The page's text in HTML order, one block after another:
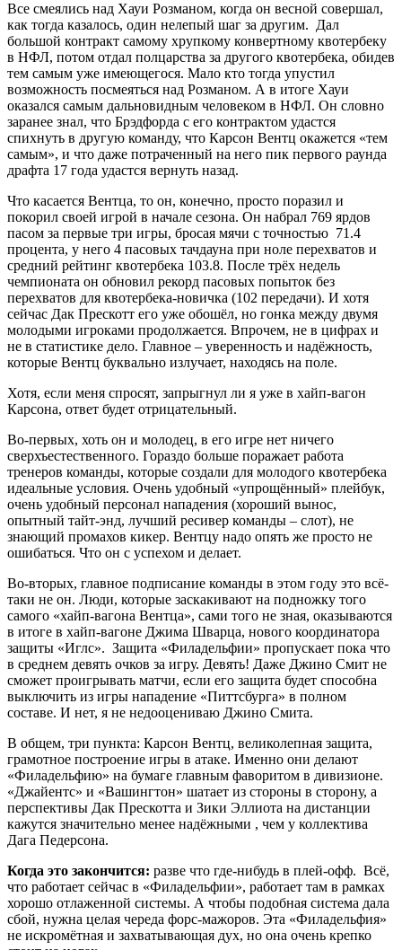
Все смеялись над Хауи Розманом, когда он весной совершал,
как тогда казалось, один нелепый шаг за другим. Дал
большой контракт самому хрупкому конвертному квотербеку
в НФЛ, потом отдал полцарства за другого квотербека, обидев
тем самым уже имеющегося. Мало кто тогда упустил
возможность посмеяться над Розманом. А в итоге Хауи
оказался самым дальновидным человеком в НФЛ. Он словно
заранее знал, что Брэдфорда с его контрактом удастся
спихнуть в другую команду, что Карсон Вентц окажется «тем
самым», и что даже потраченный на него пик первого раунда
драфта 17 года удастся вернуть назад.
Что касается Вентца, то он, конечно, просто поразил и
покорил своей игрой в начале сезона. Он набрал 769 ярдов
пасом за первые три игры, бросая мячи с точностью 71.4
процента, у него 4 пасовых тачдауна при ноле перехватов и
средний рейтинг квотербека 103.8. После трёх недель
чемпионата он обновил рекорд пасовых попыток без
перехватов для квотербека-новичка (102 передачи). И хотя
сейчас Дак Прескотт его уже обошёл, но гонка между двумя
молодыми игроками продолжается. Впрочем, не в цифрах и
не в статистике дело. Главное – уверенность и надёжность,
которые Вентц буквально излучает, находясь на поле.
Хотя, если меня спросят, запрыгнул ли я уже в хайп-вагон
Карсона, ответ будет отрицательный.
Во-первых, хоть он и молодец, в его игре нет ничего
сверхъестественного. Гораздо больше поражает работа
тренеров команды, которые создали для молодого квотербека
идеальные условия. Очень удобный «упрощённый» плейбук,
очень удобный персонал нападения (хороший вынос,
опытный тайт-энд, лучший ресивер команды – слот), не
знающий промахов кикер. Вентцу надо опять же просто не
ошибаться. Что он с успехом и делает.
Во-вторых, главное подписание команды в этом году это всё-
таки не он. Люди, которые заскакивают на подножку того
самого «хайп-вагона Вентца», сами того не зная, оказываются
в итоге в хайп-вагоне Джима Шварца, нового координатора
защиты «Иглс». Защита «Филадельфии» пропускает пока что
в среднем девять очков за игру. Девять! Даже Джино Смит не
сможет проигрывать матчи, если его защита будет способна
выключить из игры нападение «Питтсбурга» в полном
составе. И нет, я не недооцениваю Джино Смита.
В общем, три пункта: Карсон Вентц, великолепная защита,
грамотное построение игры в атаке. Именно они делают
«Филадельфию» на бумаге главным фаворитом в дивизионе.
«Джайентс» и «Вашингтон» шатает из стороны в сторону, а
перспективы Дак Прескотта и Зики Эллиота на дистанции
кажутся значительно менее надёжными , чем у коллектива
Дага Педерсона.
Когда это закончится: разве что где-нибудь в плей-офф. Всё,
что работает сейчас в «Филадельфии», работает там в рамках
хорошо отлаженной системы. А чтобы подобная система дала
сбой, нужна целая череда форс-мажоров. Эта «Филадельфия»
не искромётная и захватывающая дух, но она очень крепко